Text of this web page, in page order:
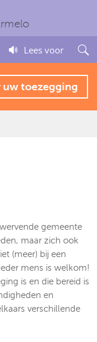
Lees voor
uw toezegging
gemeente
maar zich ook
(meer) bij een
mens is welkom!
is en die bereid is
en
verschillende